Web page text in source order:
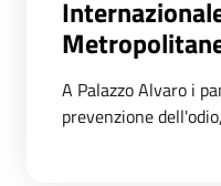
A Palazzo Alvaro i
prevenzione